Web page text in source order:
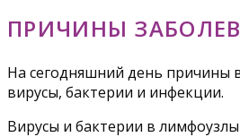
ПРИЧИНЫ
На сегодняшний день причины
вирусы, бактерии и инфекции.
Вирусы и бактерии в